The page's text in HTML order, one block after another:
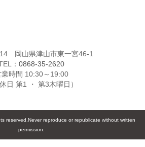
岡山県津山市東一宮46-1
： 0868-35-2620
業時間 10:30～19:00
休日 第1 ・ 第3木曜日）
reserved.Never reproduce or republicate without written
permission.